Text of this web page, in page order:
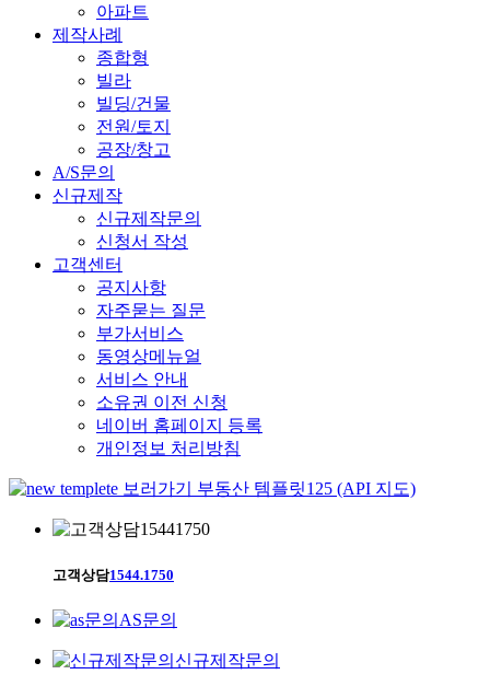
아파트
제작사례
종합형
빌라
빌딩/건물
전원/토지
공장/창고
A/S문의
신규제작
신규제작문의
신청서 작성
고객센터
공지사항
자주묻는 질문
부가서비스
동영상메뉴얼
서비스 안내
소유권 이전 신청
네이버 홈페이지 등록
개인정보 처리방침
부동산 템플릿125 (API 지도)
고객상담1544.1750
AS문의
신규제작문의